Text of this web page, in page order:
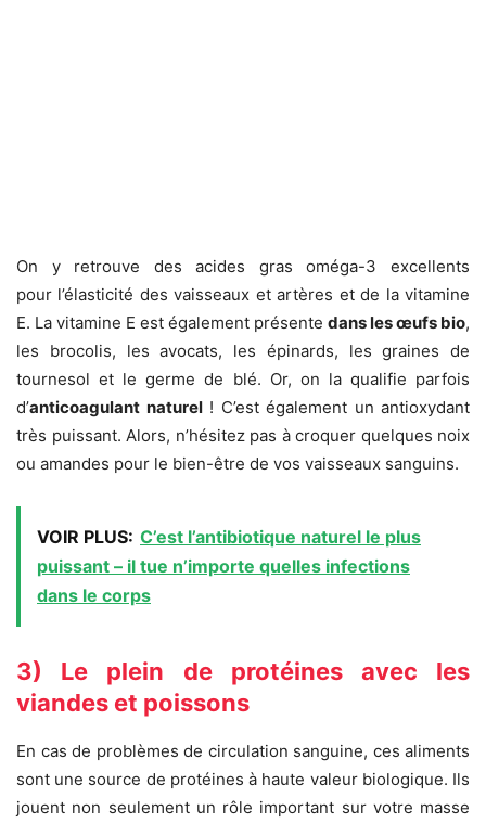
On y retrouve des acides gras oméga-3 excellents
pour l’élasticité des vaisseaux et artères et de la vitamine
E. La vitamine E est également présente dans les œufs bio,
les brocolis, les avocats, les épinards, les graines de
tournesol et le germe de blé. Or, on la qualifie parfois
d’anticoagulant naturel! C’est également un antioxydant
très puissant. Alors, n’hésitez pas à croquer quelques noix
ou amandes pour le bien-être de vos vaisseaux sanguins.
VOIR PLUS: C’est l’antibiotique naturel le plus
puissant – il tue n’importe quelles infections
dans le corps
3) Le plein de protéines avec les
viandes et poissons
En cas de problèmes de circulation sanguine, ces aliments
sont une source de protéines à haute valeur biologique. Ils
jouent non seulement un rôle important sur votre masse